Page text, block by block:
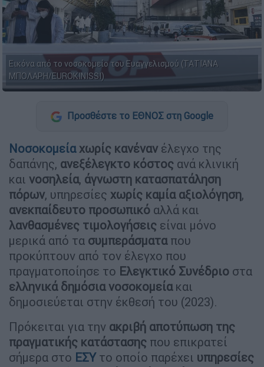
Εικόνα από το νοσοκομείο του Ευαγγελισμού (ΤΑΤΙΑΝΑ
ΜΠΟΛΑΡΗ/EUROKINISSI)
Προσθέστε το ΕΘΝΟΣ στη Google
Νοσοκομεία χωρίς κανέναν έλεγχο της
δαπάνης, ανεξέλεγκτο κόστος ανά κλινική
και νοσηλεία, άγνωστη κατασπατάληση
πόρων, υπηρεσίες χωρίς καμία αξιολόγηση,
ανεκπαίδευτο προσωπικό αλλά και
λανθασμένες τιμολογήσεις είναι μόνο
μερικά από τα συμπεράσματαπου
προκύπτουν από τον έλεγχο που
πραγματοποίησε το Ελεγκτικό Συνέδριο στα
ελληνικά δημόσια νοσοκομείακαι
δημοσιεύεται στην έκθεσή του (2023).
Πρόκειται για την ακριβή αποτύπωση της
πραγματικής κατάστασης που επικρατεί
σήμερα στο ΕΣΥτο οποίο παρέχει υπηρεσίες